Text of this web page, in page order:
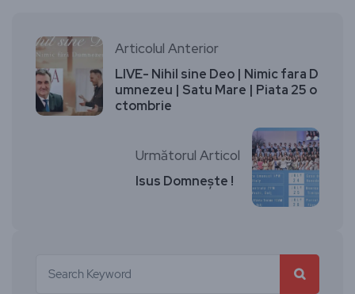
Articolul Anterior
LIVE- Nihil sine Deo | Nimic fara D
umnezeu | Satu Mare | Piata 25 o
ctombrie
Următorul Articol
Isus Domnește !